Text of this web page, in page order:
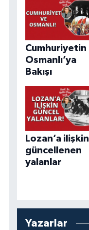
Cumhuriyetin
Osmanlı’ya
Bakışı
Lozan’a ilişkin
güncellenen
yalanlar
Yazarlar